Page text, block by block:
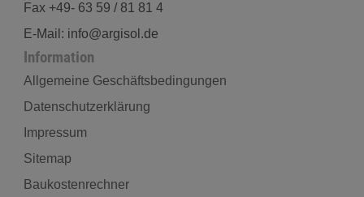
Fax +49- 63 59 / 81 81 4
E-Mail: info@argisol.de
Information
Allgemeine Geschäftsbedingungen
Datenschutzerklärung
Impressum
Sitemap
Baukostenrechner